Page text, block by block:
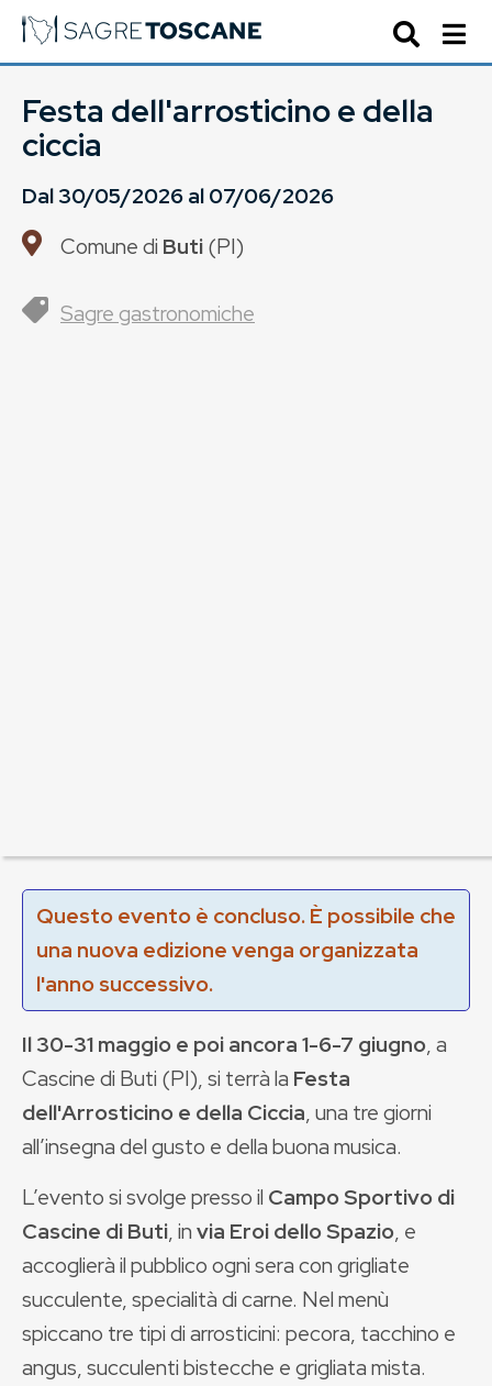
Festa dell'arrosticino e della
ciccia
Dal30/05/2026al07/06/2026
Comune di Buti(PI)
Sagre gastronomiche
Questo evento è concluso. È possibile che
una nuova edizione venga organizzata
l'anno successivo.
Il 30-31 maggio e poi ancora 1-6-7 giugno, a
Cascine di Buti (PI), si terrà la Festa
dell'Arrosticino e della Ciccia, una tre giorni
all’insegna del gusto e della buona musica.
L’evento si svolge presso il Campo Sportivo di
Cascine di Buti, invia Eroi dello Spazio, e
accoglierà il pubblico ogni sera con grigliate
succulente, specialità di carne. Nel menù
spiccano tre tipi di arrosticini: pecora, tacchino e
angus, succulenti bistecche e grigliata mista.